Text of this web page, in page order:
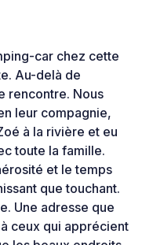
car chez cette
Au-delà de
rencontre. Nous
leur compagnie,
à la rivière et eu
toute la famille.
et le temps
que touchant.
Une adresse que
ceux qui apprécient